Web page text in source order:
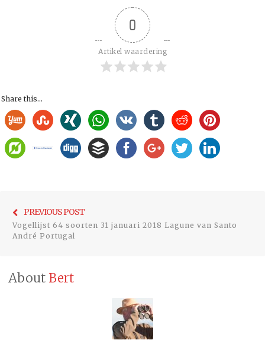
0
Artikel waardering
Share this...
navigatie
PREVIOUS POST
post:
Vogellijst 64 soorten 31 januari 2018 Lagune van Santo
André Portugal
About Bert